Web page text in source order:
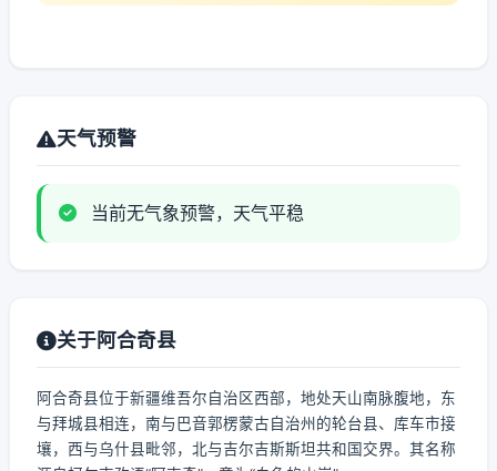
天气预警
当前无气象预警，天气平稳
关于阿合奇县
阿合奇县位于新疆维吾尔自治区西部，地处天山南脉腹地，东
与拜城县相连，南与巴音郭楞蒙古自治州的轮台县、库车市接
壤，西与乌什县毗邻，北与吉尔吉斯斯坦共和国交界。其名称